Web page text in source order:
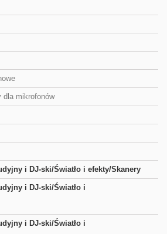
dla mikrofonów
i DJ-ski/Światło i efekty/Skanery
i DJ-ski/Światło i
i DJ-ski/Światło i